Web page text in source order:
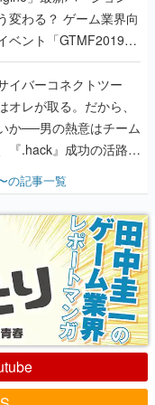
変わる？ ゲーム業界向
ベント「GTMF2019」
を深めよう【PR】
イバーコネクトツー
レが取る。だから、
か──男の熱意はチーム
『.hack』成功の活路を
・松山 洋に流れる血は
だった【若ゲのいた
の記事一覧